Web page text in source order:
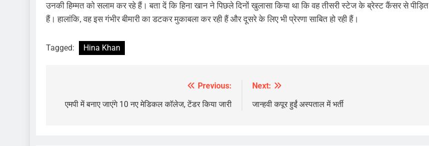
उनकी हिम्मत को सलाम कर रहे हैं। बता दें कि हिना खान ने पिछले दिनों खुलासा किया था कि वह तीसरी स्टेज के ब्रेस्ट कैंसर से पीड़ित
हैं। हालांकि, वह इस गंभीर बीमारी का डटकर मुकाबला कर रही हैं और दूसरे के लिए भी प्रेरणा साबित हो रही हैं।
Tagged: Hina Khan
navigation
Previous:
एमपी में बनाए जाएंगे 10 नए मेडिकल कॉलेज, टेंडर किया जारी
Next:
जान्हवी कपूर हुईं अस्पताल में भर्ती